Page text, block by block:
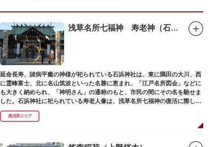
浅草名所七福神 寿老神（石浜神社）
延命長寿、諸病平癒の神様が祀られている石浜神社は、東に隅田の大川、西
に霊峰富士、北に名山筑波といった名勝に恵まれ、「江戸名所図会」などに
も大きく納められ、「神明さん」の通称のもと、市民の間にその名を馳せま
した。石浜神社に祀られている寿老人像は、浅草名所七福神の復活に際し、
延命長寿の神として奉安されたものです。
奥浅草エリア